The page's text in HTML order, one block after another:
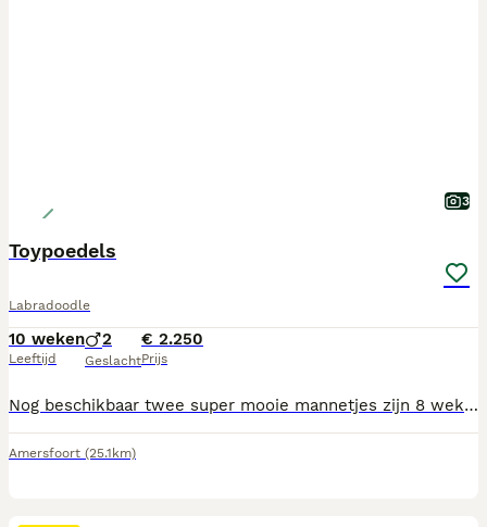
3
Toypoedels
Labradoodle
10 weken
Leeftijd
2
Geslacht
€ 2.250
Prijs
Nog beschikbaar twee super mooie mannetjes zijn 8 weken oud hebben hun eerste vaccinatie gehad zijn gechipt en meerdere keren ontwormt zijn dierenarts nagekeken en gezondverklaard hebben hún Nederlandse paspoortje Worden op moment ik huiselijke krijg opgegroeid met twee kinderen zijn nu al super speels en sociaal plus plas matje zindelijk gemaakt Deze honden zijn super hypoallergeen Moeder is aanwezig Voor meer info 0625161589
Amersfoort (25.1km)